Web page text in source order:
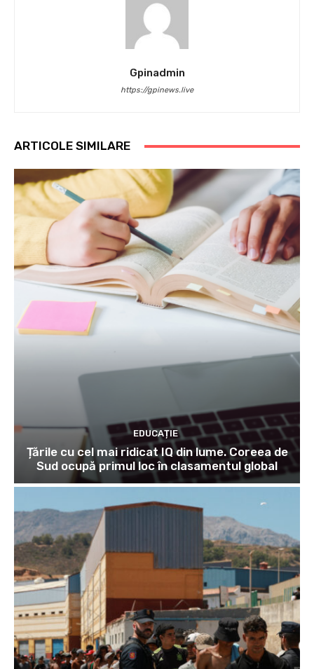
Gpinadmin
https://gpinews.live
ARTICOLE SIMILARE
EDUCAȚIE
Țările cu cel mai ridicat IQ din lume. Coreea de
Sud ocupă primul loc în clasamentul global